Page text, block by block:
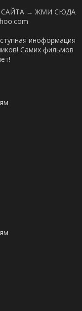
→ ЖМИ СЮДА
иноформация
Самих фильмов